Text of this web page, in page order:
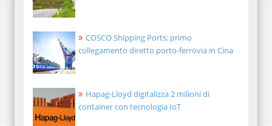
COSCO Shipping Ports: primo
collegamento diretto porto-ferrovia in Cina
Hapag-Lloyd digitalizza 2 milioni di
container con tecnologia IoT